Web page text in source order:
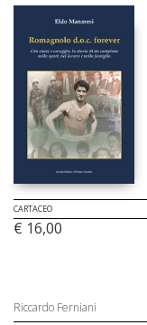
CARTACEO
€ 16,00
Riccardo Ferniani